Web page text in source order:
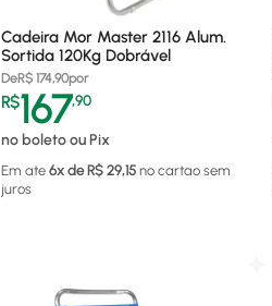
Cadeira Mor Master 2116 Alum.
Sortida 120Kg Dobrável
DeR$ 174,90por
R$167,90
no boleto ou Pix
Em ate 6x de R$ 29,15 no cartao sem
juros